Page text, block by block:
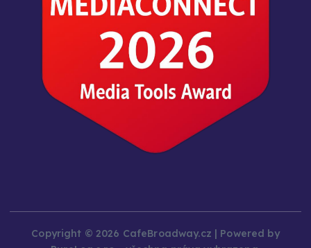
Copyright © 2026 CafeBroadway.cz | Powered by